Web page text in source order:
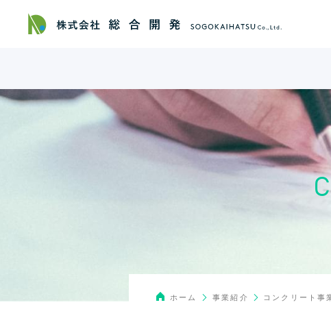
ホーム 事業紹介 コンクリート事